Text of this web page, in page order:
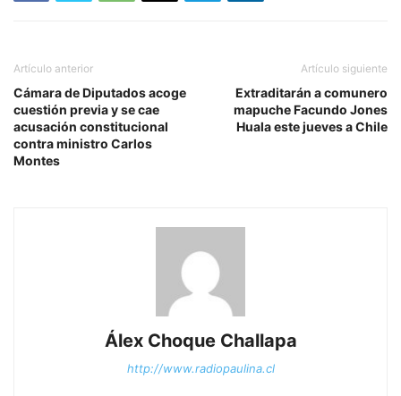
Artículo anterior
Cámara de Diputados acoge
cuestión previa y se cae
acusación constitucional
contra ministro Carlos
Montes
Artículo siguiente
Extraditarán a comunero
mapuche Facundo Jones
Huala este jueves a Chile
Álex Choque Challapa
http://www.radiopaulina.cl